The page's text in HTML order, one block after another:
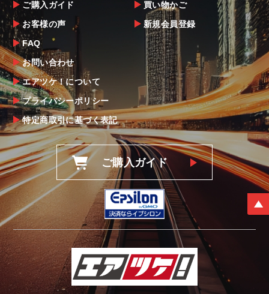
ご購入ガイド
お客様の声
FAQ
お問い合わせ
エアツケ！について
プライバシーポリシー
特定商取引に基づく表記
買い物かご
新規会員登録
ご購入ガイド